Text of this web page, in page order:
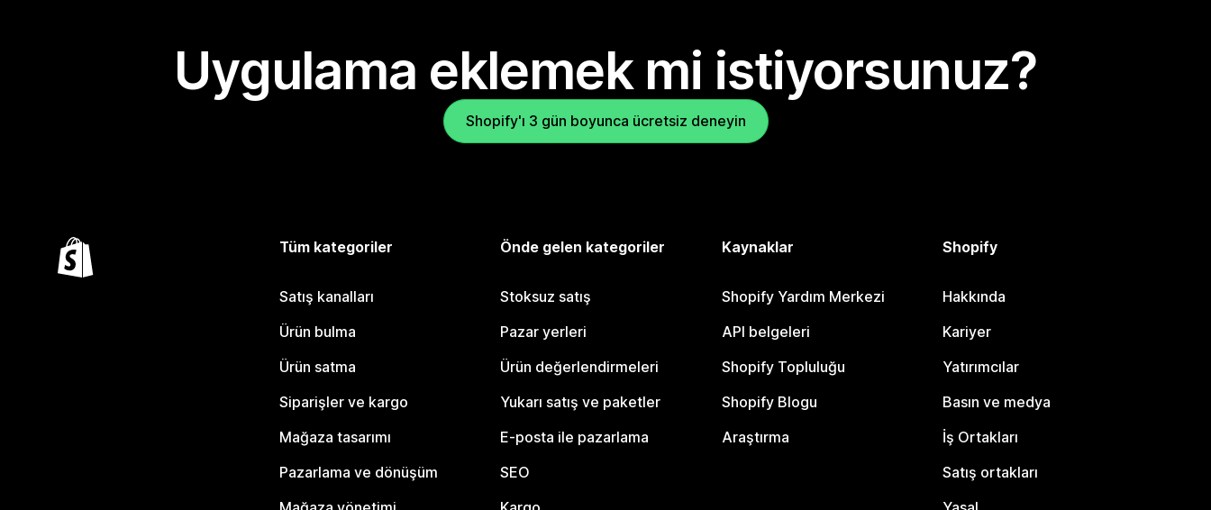
Uygulama eklemek mi istiyorsunuz?
Shopify'ı 3 gün boyunca ücretsiz deneyin
Tüm kategoriler
Satış kanalları
Ürün bulma
Ürün satma
Siparişler ve kargo
Mağaza tasarımı
Pazarlama ve dönüşüm
Önde gelen kategoriler
Stoksuz satış
Pazar yerleri
Ürün değerlendirmeleri
Yukarı satış ve paketler
E-posta ile pazarlama
SEO
Kaynaklar
Shopify Yardım Merkezi
API belgeleri
Shopify Topluluğu
Shopify Blogu
Araştırma
Shopify
Hakkında
Kariyer
Yatırımcılar
Basın ve medya
İş Ortakları
Satış ortakları